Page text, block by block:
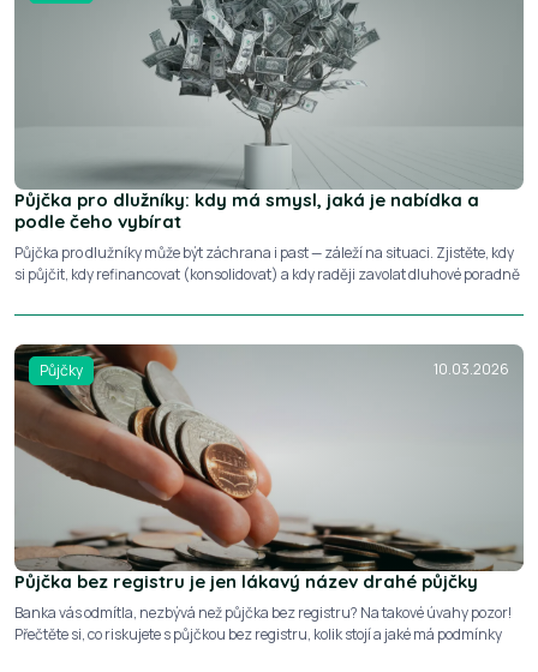
Půjčka pro dlužníky: kdy má smysl, jaká je nabídka a
podle čeho vybírat
Půjčka pro dlužníky může být záchrana i past — záleží na situaci. Zjistěte, kdy
si půjčit, kdy refinancovat (konsolidovat) a kdy raději zavolat dluhové poradně
Půjčky 10.03.2026
Půjčka bez registru je jen lákavý název drahé půjčky
Banka vás odmítla, nezbývá než půjčka bez registru? Na takové úvahy pozor!
Přečtěte si, co riskujete s půjčkou bez registru, kolik stojí a jaké má podmínky